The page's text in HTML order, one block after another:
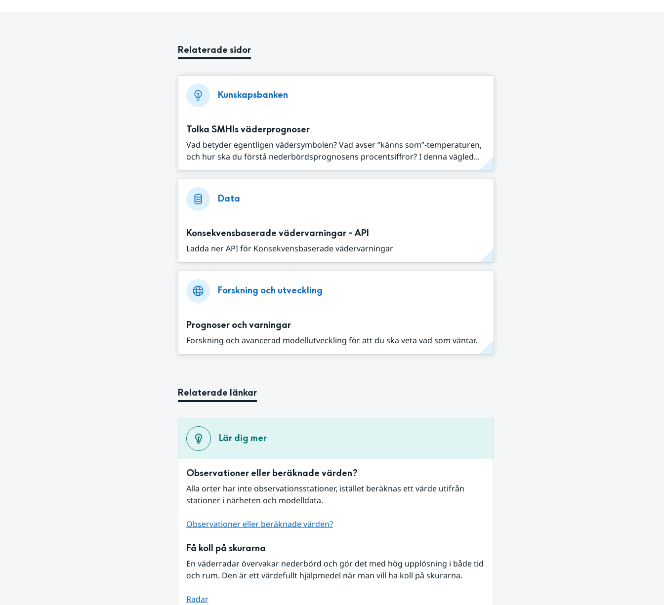
Relaterade sidor
Kunskapsbanken
Tolka SMHIs väderprognoser
Vad betyder egentligen vädersymbolen? Vad avser ”känns som”-temperaturen,
och hur ska du förstå nederbördsprognosens procentsiffror? I denna vägled...
Data
Konsekvensbaserade vädervarningar - API
Ladda ner API för Konsekvensbaserade vädervarningar
Forskning och utveckling
Prognoser och varningar
Forskning och avancerad modellutveckling för att du ska veta vad som väntar.
Relaterade länkar
Lär dig mer
Observationer eller beräknade värden?
Alla orter har inte observationsstationer, istället beräknas ett värde utifrån
stationer i närheten och modelldata.
Observationer eller beräknade värden?
Få koll på skurarna
En väderradar övervakar nederbörd och gör det med hög upplösning i både tid
och rum. Den är ett värdefullt hjälpmedel när man vill ha koll på skurarna.
Radar